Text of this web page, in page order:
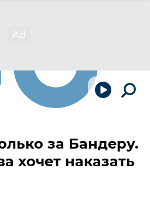
за Бандеру.
хочет наказать